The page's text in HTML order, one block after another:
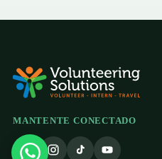
MANTENTE CONECTADO